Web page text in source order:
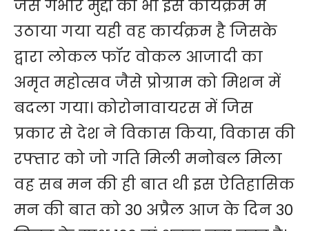
जैसे गंभीर मुद्दों को भी इस कार्यक्रम में
उठाया गया यही वह कार्यक्रम है जिसके
द्वारा लोकल फॉर वोकल आजादी का
अमृत महोत्सव जैसे प्रोग्राम को मिशन में
बदला गया। कोरोनावायरस में जिस
प्रकार से देश ने विकास किया, विकास की
रफ्तार को जो गति मिली मनोबल मिला
वह सब मन की ही बात थी इस ऐतिहासिक
मन की बात को 30 अप्रैल आज के दिन 30